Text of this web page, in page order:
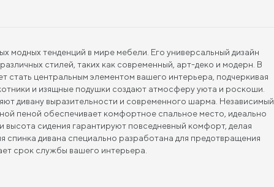
модных тенденций в мире мебели. Его универсальный дизайн
стилей, таких как современный, арт-деко и модерн. В
стать центральным элементом вашего интерьера, подчеркивая
и изящные подушки создают атмосферу уюта и роскоши.
дивану выразительности и современного шарма. Независимый
пеной обеспечивает комфортное спальное место, идеально
высота сидения гарантируют повседневный комфорт, делая
спинка дивана специально разработана для предотвращения
срок службы вашего интерьера.